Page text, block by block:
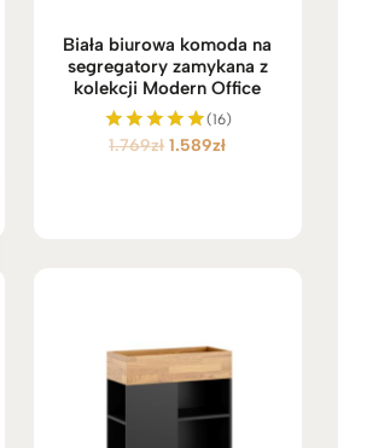
Biała biurowa komoda na
segregatory zamykana z
kolekcji Modern Office
Oceniono
(16)
1.769zł Pierwotna
1.589złAktualna